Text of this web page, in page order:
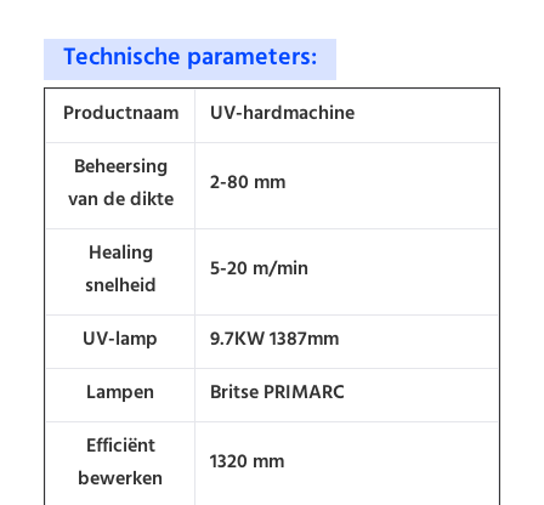
Technische parameters:
Productnaam
UV-hardmachine
Beheersing
van de dikte
2-80 mm
Healing
snelheid
5-20 m/min
UV-lamp
9.7KW 1387mm
Lampen
Britse PRIMARC
Efficiënt
bewerken
1320 mm